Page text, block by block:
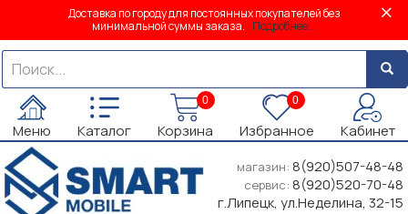
Доставка по городу для постоянных покупателей без
минимальной суммы заказа. Подробнее...
Меню Каталог
0
Корзина
0
Избранное Кабинет
магазин: 8(920)507-48-48
сервис: 8(920)520-70-48
г.Липецк, ул.Неделина, 32-15